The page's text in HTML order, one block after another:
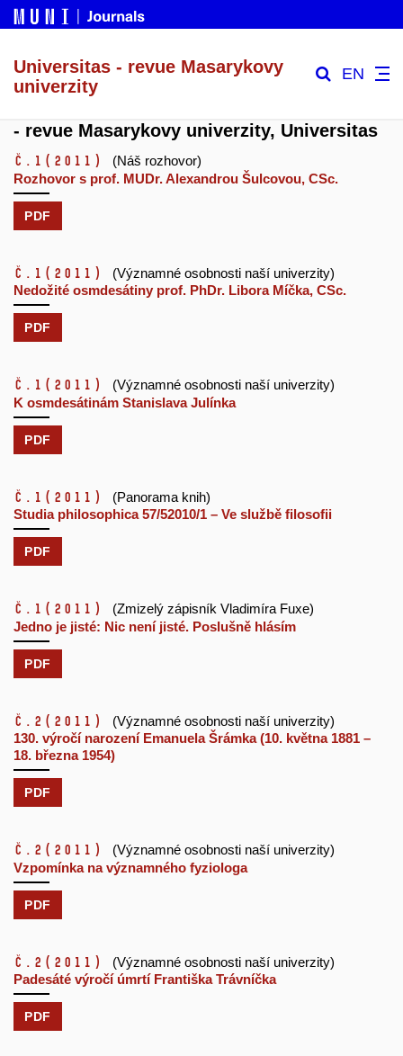
Universitas - revue Masarykovy
univerzity
EN
- revue Masarykovy univerzity, Universitas
č.1 (2011)
(Náš rozhovor)
Rozhovor s prof. MUDr. Alexandrou Šulcovou, CSc.
PDF
č.1 (2011)
(Významné osobnosti naší univerzity)
Nedožité osmdesátiny prof. PhDr. Libora Míčka, CSc.
PDF
č.1 (2011)
(Významné osobnosti naší univerzity)
K osmdesátinám Stanislava Julínka
PDF
č.1 (2011)
(Panorama knih)
Studia philosophica 57/52010/1 – Ve službě filosofii
PDF
č.1 (2011)
(Zmizelý zápisník Vladimíra Fuxe)
Jedno je jisté: Nic není jisté. Poslušně hlásím
PDF
č.2 (2011)
(Významné osobnosti naší univerzity)
130. výročí narození Emanuela Šrámka (10. května 1881 –
18. března 1954)
PDF
č.2 (2011)
(Významné osobnosti naší univerzity)
Vzpomínka na významného fyziologa
PDF
č.2 (2011)
(Významné osobnosti naší univerzity)
Padesáté výročí úmrtí Františka Trávníčka
PDF